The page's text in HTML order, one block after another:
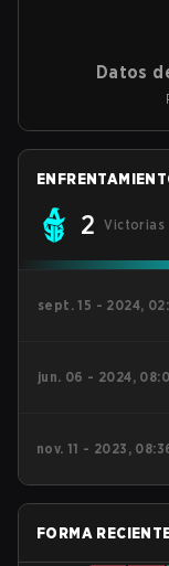
Datos
2 Victorias
sept. 15 - 2024,
jun. 06 - 2024,
nov. 11 - 2023,
FORMA